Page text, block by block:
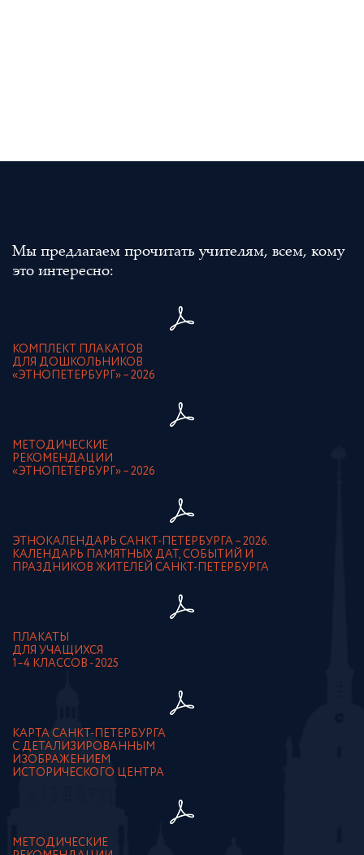
Мы предлагаем прочитать учителям, всем, кому
это интересно:
КОМПЛЕКТ ПЛАКАТОВ
ДЛЯ ДОШКОЛЬНИКОВ
«ЭТНОПЕТЕРБУРГ» – 2026
МЕТОДИЧЕСКИЕ
РЕКОМЕНДАЦИИ
«ЭТНОПЕТЕРБУРГ» – 2026
ЭТНОКАЛЕНДАРЬ САНКТ-ПЕТЕРБУРГА – 2026.
КАЛЕНДАРЬ ПАМЯТНЫХ ДАТ, СОБЫТИЙ И
ПРАЗДНИКОВ ЖИТЕЛЕЙ САНКТ-ПЕТЕРБУРГА
ПЛАКАТЫ
ДЛЯ УЧАЩИХСЯ
1–4 КЛАССОВ - 2025
КАРТА САНКТ-ПЕТЕРБУРГА
С ДЕТАЛИЗИРОВАННЫМ
ИЗОБРАЖЕНИЕМ
ИСТОРИЧЕСКОГО ЦЕНТРА
МЕТОДИЧЕСКИЕ